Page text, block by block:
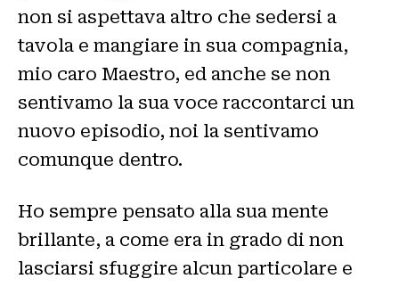
non si aspettava altro che sedersi a
tavola e mangiare in sua compagnia,
mio caro Maestro, ed anche se non
sentivamo la sua voce raccontarci un
nuovo episodio, noi la sentivamo
comunque dentro.
Ho sempre pensato alla sua mente
brillante, a come era in grado di non
lasciarsi sfuggire alcun particolare e